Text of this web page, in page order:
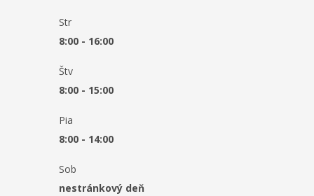
Str
8:00 - 16:00
Štv
8:00 - 15:00
Pia
8:00 - 14:00
Sob
nestránkový deň